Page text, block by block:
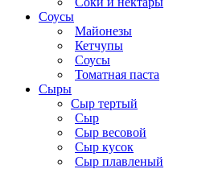
Соусы
Майонезы
Кетчупы
Соусы
Томатная паста
Сыры
Сыр тертый
Сыр
Сыр весовой
Сыр кусок
Сыр плавленый